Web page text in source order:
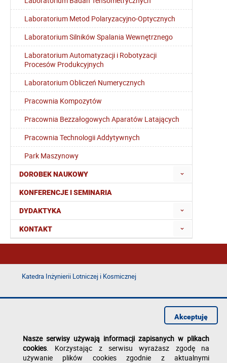
Laboratorium Metod Polaryzacyjno-Optycznych
Laboratorium Silników Spalania Wewnętrznego
Laboratorium Automatyzacji i Robotyzacji
Procesów Produkcyjnych
Laboratorium Obliczeń Numerycznych
Pracownia Kompozytów
Pracownia Bezzałogowych Aparatów Latających
Pracownia Technologii Addytywnych
Park Maszynowy
DOROBEK NAUKOWY
KONFERENCJE I SEMINARIA
DYDAKTYKA
KONTAKT
Katedra Inżynierii Lotniczej i Kosmicznej
Deklaracja dostępności
Nasze serwisy używają informacji zapisanych w plikach
cookies. Korzystając z serwisu wyrażasz zgodę na
używanie plików cookies zgodnie z aktualnymi
Akceptuję